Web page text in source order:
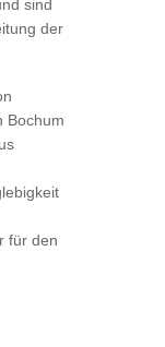
sind
der
Bochum
für den